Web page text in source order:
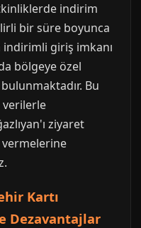
indirim
bir süre boyunca
giriş imkanı
bölgeye özel
Bu
verilerle
ziyaret
Kartı
Dezavantajlar